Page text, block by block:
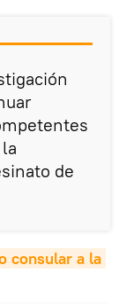
de
consular a la